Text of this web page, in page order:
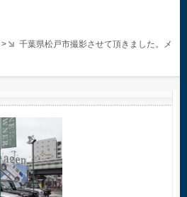
>
千葉県松戸市撮影させて頂きました。メ